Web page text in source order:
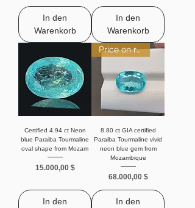
In den
Warenkorb
In den
Warenkorb
Certified 4.94 ct Neon
blue Paraiba Tourmaline
oval shape from Mozam
Preis
15.000,00 $
In den
Price on request.
8.80 ct GIA certified
Paraiba Tourmaline vivid
neon blue gem from
Mozambique
Preis
68.000,00 $
In den